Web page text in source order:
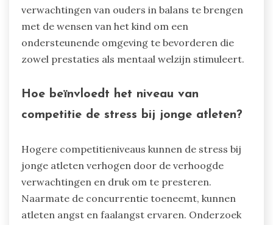
verwachtingen van ouders in balans te brengen
met de wensen van het kind om een
ondersteunende omgeving te bevorderen die
zowel prestaties als mentaal welzijn stimuleert.
Hoe beïnvloedt het niveau van
competitie de stress bij jonge atleten?
Hogere competitieniveaus kunnen de stress bij
jonge atleten verhogen door de verhoogde
verwachtingen en druk om te presteren.
Naarmate de concurrentie toeneemt, kunnen
atleten angst en faalangst ervaren. Onderzoek